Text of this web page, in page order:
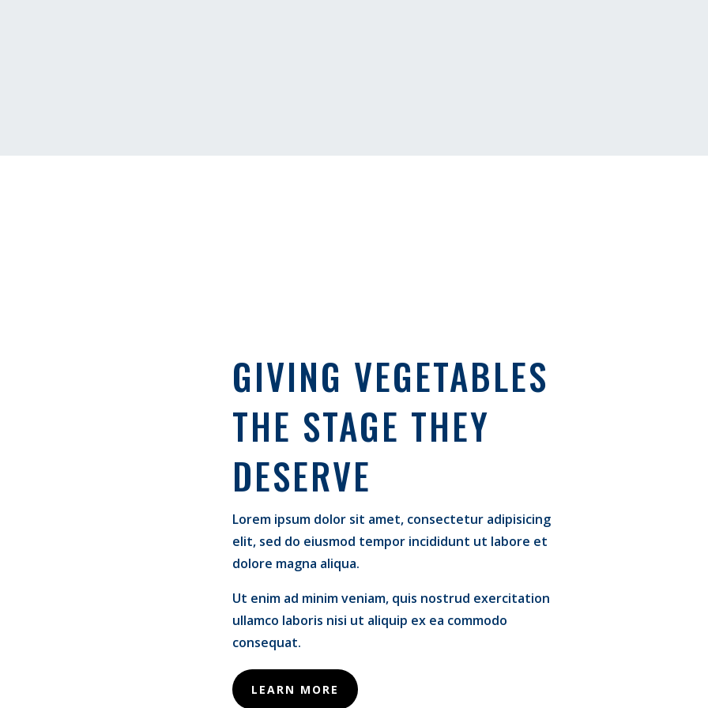
GIVING VEGETABLES
THE STAGE THEY
DESERVE
Lorem ipsum dolor sit amet, consectetur adipisicing
elit, sed do eiusmod tempor incididunt ut labore et
dolore magna aliqua.
Ut enim ad minim veniam, quis nostrud exercitation
ullamco laboris nisi ut aliquip ex ea commodo
consequat.
LEARN MORE